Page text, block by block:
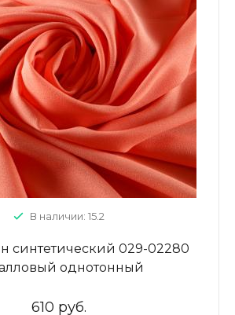
В наличии: 15.2
синтетический 029-02280
однотонный
610 руб.